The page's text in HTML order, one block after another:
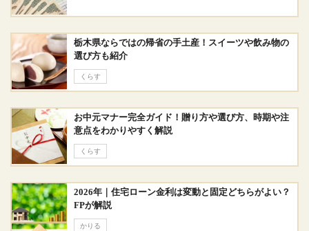
栃木県ならではの帰省の手土産！スイーツや飲み物の
選び方も紹介
くらす
お中元マナー完全ガイド！贈り方や選び方、時期や注
意点をわかりやすく解説
くらす
2026年｜住宅ローン金利は変動と固定どちらがよい？
FPが解説
かりる